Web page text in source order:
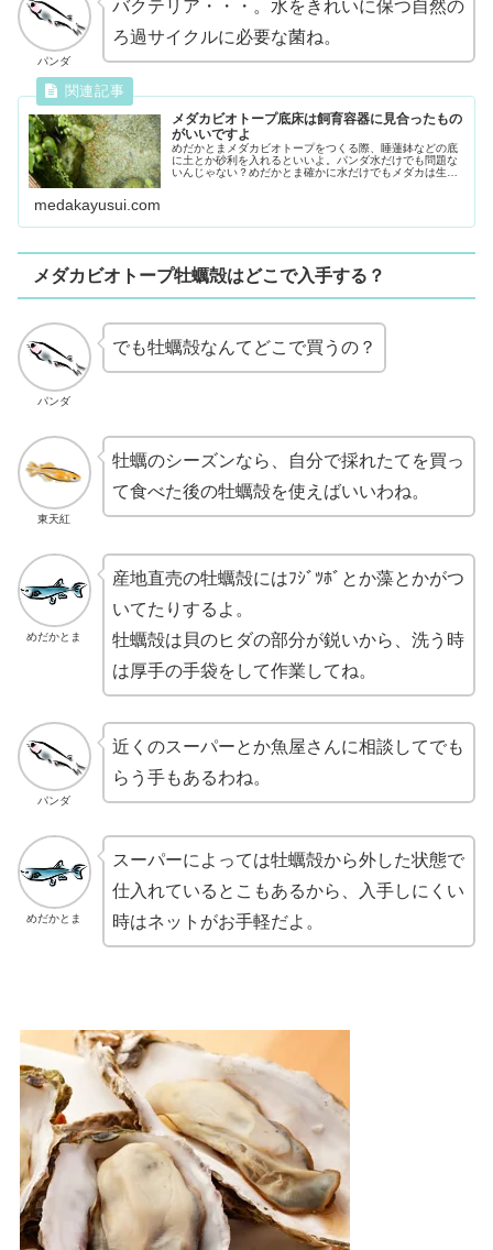
パンダ
バクテリア・・・。水をきれいに保つ自然の
ろ過サイクルに必要な菌ね。
メダカビオトープ底床は飼育容器に見合ったもの
がいいですよ
めだかとまメダカビオトープをつくる際、睡蓮鉢などの底
に土とか砂利を入れるといいよ。パンダ水だけでも問題な
いんじゃない？めだかとま確かに水だけでもメダカは生き
medakayusui.com
メダカビオトープ牡蠣殻はどこで入手する？
パンダ
でも牡蠣殻なんてどこで買うの？
東天紅
牡蠣のシーズンなら、自分で採れたてを買っ
て食べた後の牡蠣殻を使えばいいわね。
めだかとま
産地直売の牡蠣殻にはﾌｼﾞﾂﾎﾞとか藻とかがつ
いてたりするよ。
牡蠣殻は貝のヒダの部分が鋭いから、洗う時
は厚手の手袋をして作業してね。
パンダ
近くのスーパーとか魚屋さんに相談してでも
らう手もあるわね。
めだかとま
スーパーによっては牡蠣殻から外した状態で
仕入れているとこもあるから、入手しにくい
時はネットがお手軽だよ。